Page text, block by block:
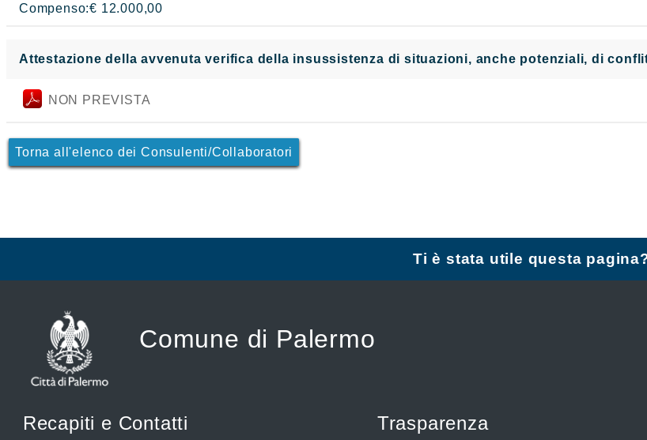
Compenso:€ 12.000,00
Attestazione della avvenuta verifica della insussistenza di situazioni, anche potenziali, di
NON PREVISTA
Torna all'elenco dei Consulenti/Collaboratori
Ti è stata utile questa
Comune di Palermo
Recapiti e Contatti Trasparenza